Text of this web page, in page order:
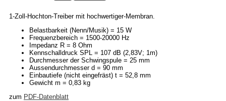
1-Zoll-Hochton-Treiber mit hochwertiger-Membran.
Belastbarkeit (Nenn/Musik) = 15 W
Frequenzbereich = 1500-20000 Hz
Impedanz R = 8 Ohm
Kennschalldruck SPL = 107 dB (2,83V; 1m)
Durchmesser der Schwingspule = 25 mm
Aussendurchmesser d = 90 mm
Einbautiefe (nicht eingefräst) t = 52,8 mm
Gewicht m = 0,83 kg
zum PDF-Datenblatt